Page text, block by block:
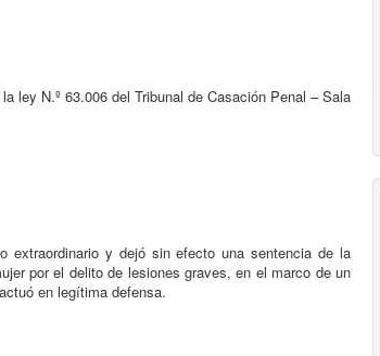
ley N.º 63.006 del Tribunal de Casación Penal – Sala
extraordinario y dejó sin efecto una sentencia de la
por el delito de lesiones graves, en el marco de un
en legítima defensa.